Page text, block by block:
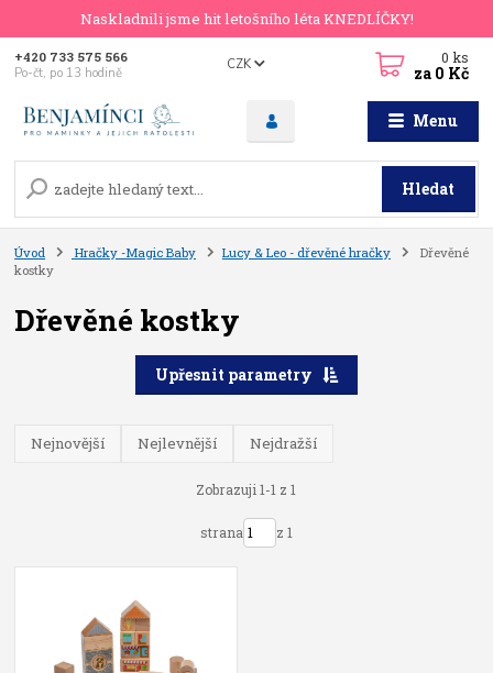
Naskladnili jsme hit letošního léta KNEDLÍČKY!
Menu
CZK
Hledat
+420 733 575 566
Po-čt, po 13 hodině
0ks
za 0 Kč
Úvod Hračky -Magic Baby Lucy & Leo - dřevěné hračky
Dřevěné
kostky
Dřevěné kostky
Upřesnit parametry
Nejnovější Nejlevnější Nejdražší
Zobrazuji 1-1 z 1
strana z 1